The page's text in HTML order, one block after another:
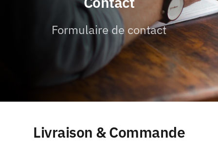
Formulaire de contact
Livraison & Commande